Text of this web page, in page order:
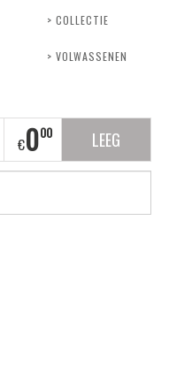
> COLLECTIE
> VOLWASSENEN
€000 LEEG